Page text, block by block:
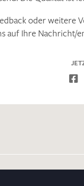
oder weitere
auf Ihre Nachricht/